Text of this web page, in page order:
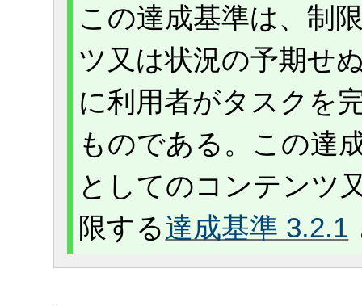
この達成基準は、制
ツ又は状況の予期せ
に利用者がタスクを
ものである。この達
としてのコンテンツ
限する達成基準 3.2.1